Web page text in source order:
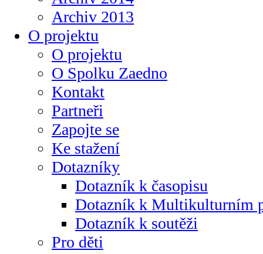
Archiv 2013
O projektu
O projektu
O Spolku Zaedno
Kontakt
Partneři
Zapojte se
Ke stažení
Dotazníky
Dotazník k časopisu
Dotazník k Multikulturním
Dotazník k soutěži
Pro děti